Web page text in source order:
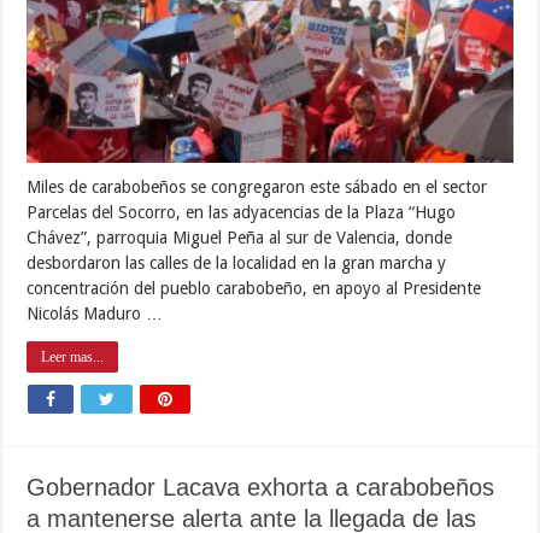
Miles de carabobeños se congregaron este sábado en el sector
Parcelas del Socorro, en las adyacencias de la Plaza “Hugo
Chávez”, parroquia Miguel Peña al sur de Valencia, donde
desbordaron las calles de la localidad en la gran marcha y
concentración del pueblo carabobeño, en apoyo al Presidente
Nicolás Maduro …
Leer mas...
Gobernador Lacava exhorta a carabobeños
a mantenerse alerta ante la llegada de las